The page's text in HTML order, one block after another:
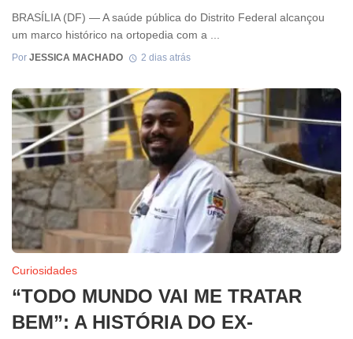
BRASÍLIA (DF) — A saúde pública do Distrito Federal alcançou
um marco histórico na ortopedia com a ...
Por JESSICA MACHADO 2 dias atrás
Curiosidades
“TODO MUNDO VAI ME TRATAR
BEM”: A HISTÓRIA DO EX-